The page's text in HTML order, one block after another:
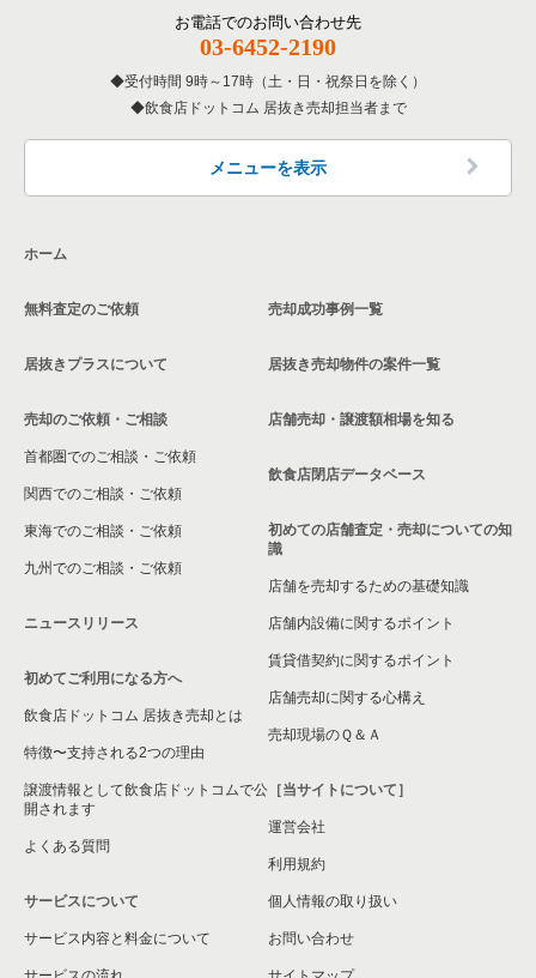
その他の居抜き売却物件の案件一覧
江戸川区の飲食店の居抜き売却物件の案件一覧
墨田区の飲食店の居抜き売却物件の案件一覧
品川区の飲食店の居抜き売却物件の案件一覧
中野区の飲食店の居抜き売却物件の案件一覧
東京23区の専門料理の居抜き売却物件の案件一覧
東京23区の和食の居抜き売却物件の案件一覧
東京23区の洋食の居抜き売却物件の案件一覧
お電話でのお問い合わせ先
03-6452-2190
受付時間 9時～17時（土・日・祝祭日を除く）
飲食店ドットコム 居抜き売却担当者まで
メニューを表示
ホーム
無料査定のご依頼
居抜きプラスについて
売却のご依頼・ご相談
首都圏でのご相談・ご依頼
関西でのご相談・ご依頼
東海でのご相談・ご依頼
九州でのご相談・ご依頼
ニュースリリース
初めてご利用になる方へ
飲食店ドットコム 居抜き売却とは
特徴〜支持される2つの理由
譲渡情報として飲食店ドットコムで公
開されます
よくある質問
サービスについて
サービス内容と料金について
売却成功事例一覧
居抜き売却物件の案件一覧
店舗売却・譲渡額相場を知る
飲食店閉店データベース
初めての店舗査定・売却についての知
識
店舗を売却するための基礎知識
店舗内設備に関するポイント
賃貸借契約に関するポイント
店舗売却に関する心構え
売却現場のＱ＆Ａ
［当サイトについて］
運営会社
利用規約
個人情報の取り扱い
お問い合わせ